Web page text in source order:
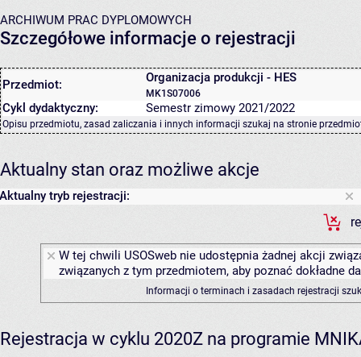
ARCHIWUM PRAC DYPLOMOWYCH
Szczegółowe informacje o rejestracji
Przedmiot: Organizacja produkcji - HES
MK1S07006
Cykl dydaktyczny: Semestr zimowy 2021/2022
Opisu przedmiotu, zasad zaliczania i innych informacji szukaj na stronie
Aktualny stan oraz możliwe akcje
Aktualny tryb rejestracji:
W tej chwili USOSweb nie udostępnia żadnej akcji
związanych z tym przedmiotem, aby poznać dokładne
Informacji o terminach i zasadach rejestracji
Rejestracja w cyklu 2020Z na programie